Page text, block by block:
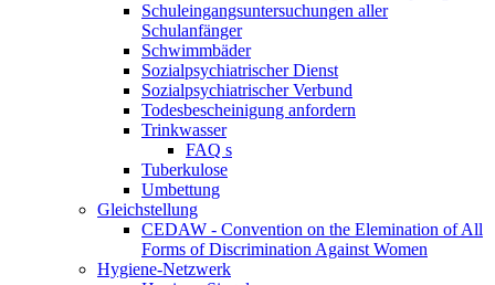
Schuleingangsuntersuchungen aller
Schulanfänger
Schwimmbäder
Sozialpsychiatrischer Dienst
Sozialpsychiatrischer Verbund
Todesbescheinigung anfordern
Trinkwasser
FAQ s
Tuberkulose
Umbettung
Gleichstellung
CEDAW - Convention on the Elemination of All
Forms of Discrimination Against Women
Hygiene-Netzwerk